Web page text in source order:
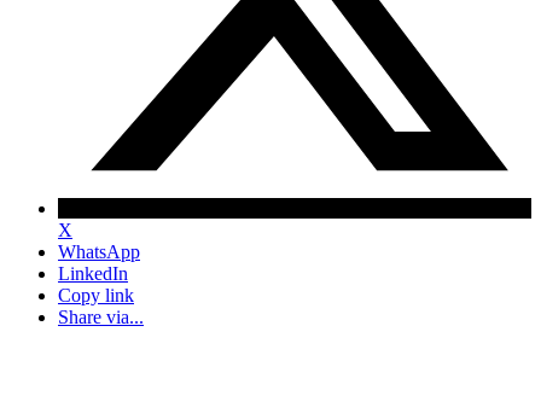
X
WhatsApp
LinkedIn
Copy link
Share via...